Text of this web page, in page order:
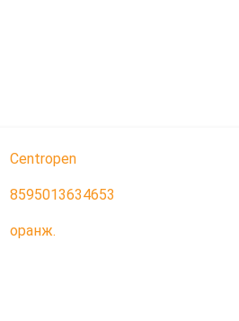
Centropen
8595013634653
оранж.